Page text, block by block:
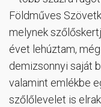
Földműves
melynek
évet lehúztam,
demizsonnyi saját
valamint emlékbe
szőlőlevelet is